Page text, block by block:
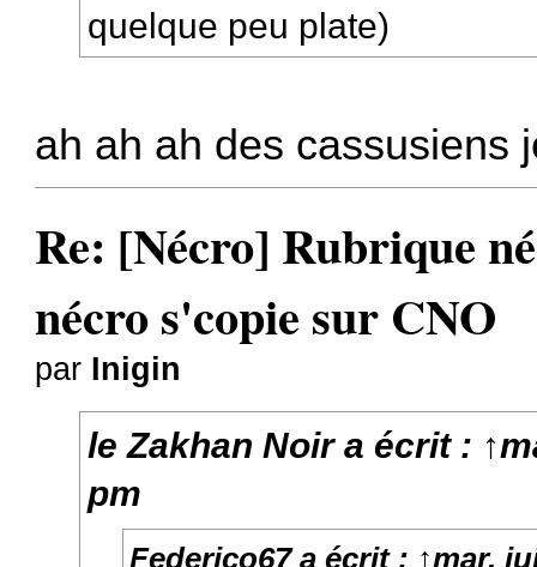
quelque peu plate)
ah ah ah des cassusiens
Re: [Nécro] Rubrique
nécro s'copie sur CNO
par Inigin
le Zakhan Noira écrit : ↑
pm
Federico67a écrit : ↑mar.